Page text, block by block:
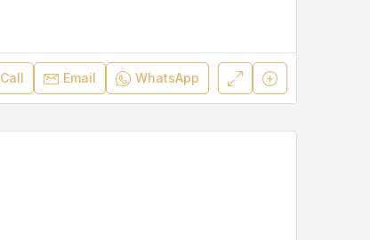
Call Email WhatsApp